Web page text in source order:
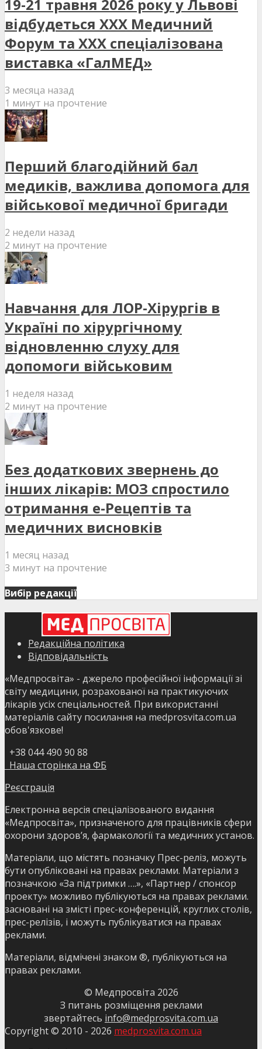
19-21 травня 2026 року у Львові
відбудеться XXX Медичний
Форум та XXX спеціалізована
виставка «ГалМЕД»
3 месяца назад
1 минут на прочтение
Перший благодійний бал
медиків, важлива допомога для
військової медичної бригади
2 недели назад
2 минут на прочтение
Навчання для ЛОР-Хірургів в
Україні по хірургічному
відновленню слуху для
допомоги військовим
1 неделя назад
2 минут на прочтение
Без додаткових звернень до
інших лікарів: МОЗ спростило
отримання е-Рецептів та
медичних висновків
1 месяц назад
3 минут на прочтение
Вибір редакції
Редакційна політика
Відповідальність
«Медпросвіта» - джерело професійної інформації зі
світу медицини, розрахованої на практикуючих
лікарів усіх спеціальностей. При використанні
матеріалів сайту посилання на medprosvita.com.ua
обов'язкове!
+38 044 490 90 88
Наша сторінка на ФБ
Реєстрація
Електронна версія спеціалізованого видання
«Медпросвіта», призначеного для працівників сфери
охорони здоров’я, фармакології та медичних установ.
Матеріали, що містять позначку Прес-реліз, можуть
бути опубліковані на правах реклами. Матеріали з
позначкою «За підтримки ….», «Партнер / спонсор
проекту» можливо публікуються на правах реклами.
засновані на змісті прес-конференцій, круглих столів,
прес-релізів, і можуть публікуватися на правах
реклами.
Матеріали, відмічені знаком ®, публікуються на
правах реклами.
© Медпросвіта 2026
З питань розміщення реклами
звертайтесь info@medprosvita.com.ua
Copyright © 2010 - 2026 medprosvita.com.ua